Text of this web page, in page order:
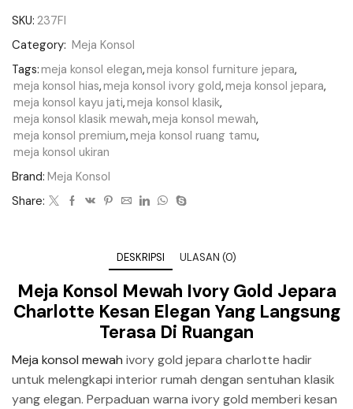
SKU: 237FI
Category: Meja Konsol
Tags:meja konsol elegan,meja konsol furniture jepara,
meja konsol hias,meja konsol ivory gold,meja konsol jepara,
meja konsol kayu jati,meja konsol klasik,
meja konsol klasik mewah,meja konsol mewah,
meja konsol premium,meja konsol ruang tamu,
meja konsol ukiran
Brand: Meja Konsol
Share:
DESKRIPSI ULASAN (0)
Meja Konsol Mewah Ivory Gold Jepara
Charlotte Kesan Elegan Yang Langsung
Terasa Di Ruangan
Meja konsol mewah ivory gold jepara charlotte hadir
untuk melengkapi interior rumah dengan sentuhan klasik
yang elegan. Perpaduan warna ivory gold memberi kesan